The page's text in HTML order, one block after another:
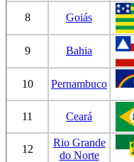
8 Goiás
9 Bahia
10 Pernambuco
11 Ceará
12
Rio Grande
do Norte